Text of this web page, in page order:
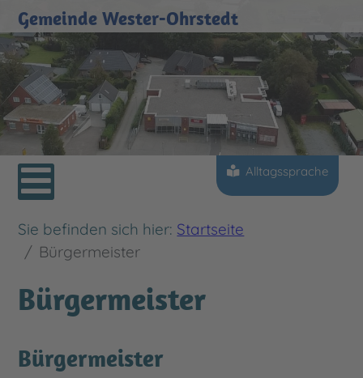
Gemeinde Wester-Ohrstedt
Select your language
Alltagssprache
Sie befinden sich hier: Startseite
Bürgermeister
Bürgermeister
Bürgermeister